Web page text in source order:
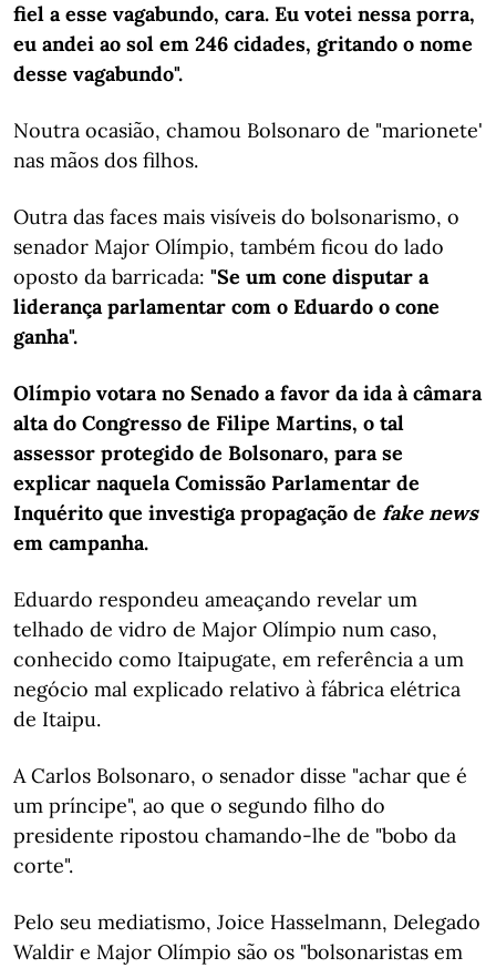
fiel a esse vagabundo, cara. Eu votei nessa porra,
eu andei ao sol em 246 cidades, gritando o nome
desse vagabundo".
Noutra ocasião, chamou Bolsonaro de "marionete'
nas mãos dos filhos.
Outra das faces mais visíveis do bolsonarismo, o
senador Major Olímpio, também ficou do lado
oposto da barricada: "Se um cone disputar a
liderança parlamentar com o Eduardo o cone
ganha".
Olímpio votara no Senado a favor da ida à câmara
alta do Congresso de Filipe Martins, o tal
assessor protegido de Bolsonaro, para se
explicar naquela Comissão Parlamentar de
Inquérito que investiga propagação de fake news
em campanha.
Eduardo respondeu ameaçando revelar um
telhado de vidro de Major Olímpio num caso,
conhecido como Itaipugate, em referência a um
negócio mal explicado relativo à fábrica elétrica
de Itaipu.
A Carlos Bolsonaro, o senador disse "achar que é
um príncipe", ao que o segundo filho do
presidente ripostou chamando-lhe de "bobo da
corte".
Pelo seu mediatismo, Joice Hasselmann, Delegado
Waldir e Major Olímpio são os "bolsonaristas em